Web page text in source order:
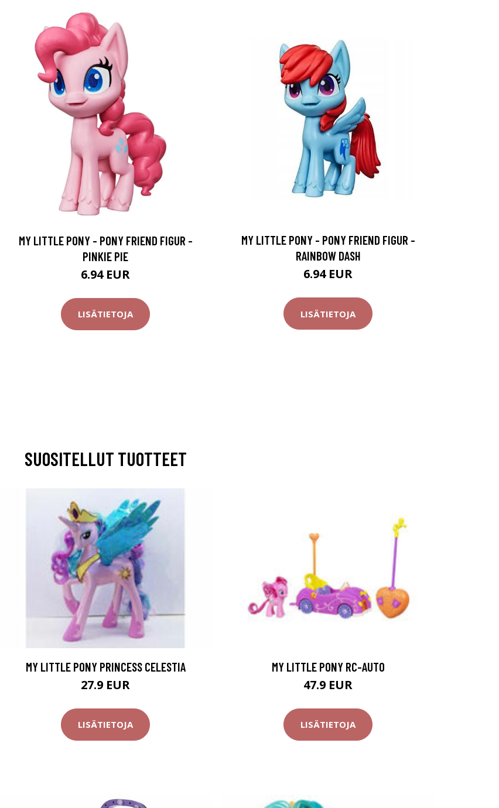
MY LITTLE PONY - PONY FRIEND FIGUR -
PINKIE PIE
6.94 EUR
LISÄTIETOJA
MY LITTLE PONY - PONY FRIEND FIGUR -
RAINBOW DASH
6.94 EUR
LISÄTIETOJA
SUOSITELLUT TUOTTEET
MY LITTLE PONY PRINCESS CELESTIA
27.9 EUR
LISÄTIETOJA
MY LITTLE PONY RC-AUTO
47.9 EUR
LISÄTIETOJA